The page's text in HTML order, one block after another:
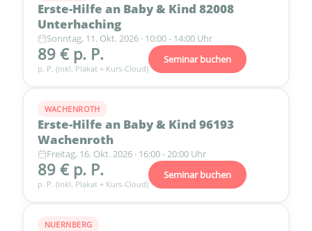
Erste-Hilfe an Baby & Kind 82008
Unterhaching
Sonntag, 11. Okt. 2026 · 10:00 - 14:00 Uhr
89 € p. P.
p. P. (inkl. Plakat + Kurs-Cloud)
Seminar buchen
WACHENROTH
Erste-Hilfe an Baby & Kind 96193
Wachenroth
Freitag, 16. Okt. 2026 · 16:00 - 20:00 Uhr
89 € p. P.
p. P. (inkl. Plakat + Kurs-Cloud)
Seminar buchen
NUERNBERG